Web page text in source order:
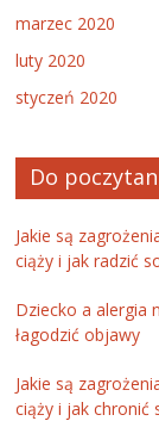
marzec 2020
luty 2020
styczeń 2020
Do
Jakie są
ciąży i jak radzić
Dziecko a alergia
łagodzić objawy
Jakie są
ciąży i jak chronić